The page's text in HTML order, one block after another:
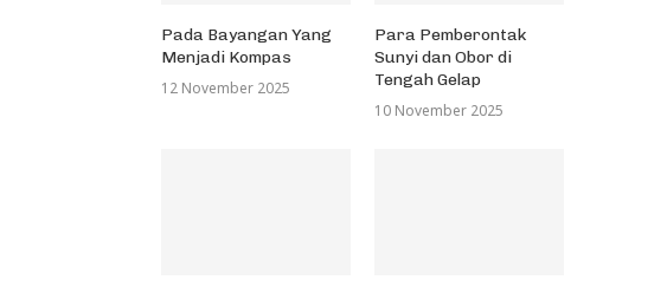
Pada Bayangan Yang
Menjadi Kompas
12 November 2025
Para Pemberontak
Sunyi dan Obor di
Tengah Gelap
10 November 2025